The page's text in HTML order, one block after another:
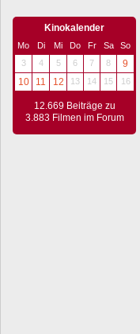
Kinokalender
Mo Di Mi Do Fr Sa
So
3
4 5 6 7 8
9
10
11 12 13 14 15 16
12.669 Beiträge zu
3.883 Filmen im Forum